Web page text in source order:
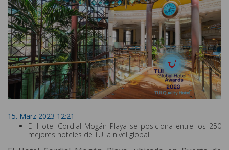
15. März 2023 12:21
El Hotel Cordial Mogán Playa se posiciona entre los 250
mejores hoteles de TUI a nivel global.